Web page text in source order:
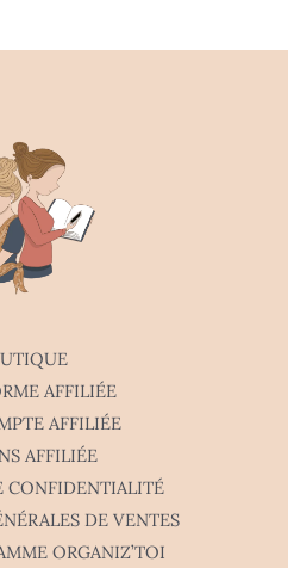
AFFILIÉE
AFFILIÉE
AFFILIÉE
CONFIDENTIALITÉ
DE VENTES
ORGANIZ’TOI